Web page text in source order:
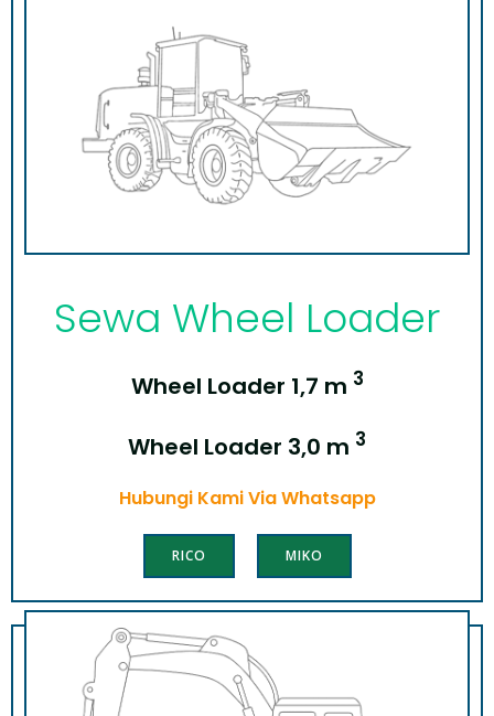
Sewa Wheel Loader
Wheel Loader 1,7 m 3
Wheel Loader 3,0 m 3
Hubungi Kami Via Whatsapp
RICO MIKO